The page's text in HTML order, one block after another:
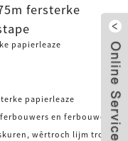
fersterke
papierleaze
en ferbouwers. It
wêrtroch lijm troch